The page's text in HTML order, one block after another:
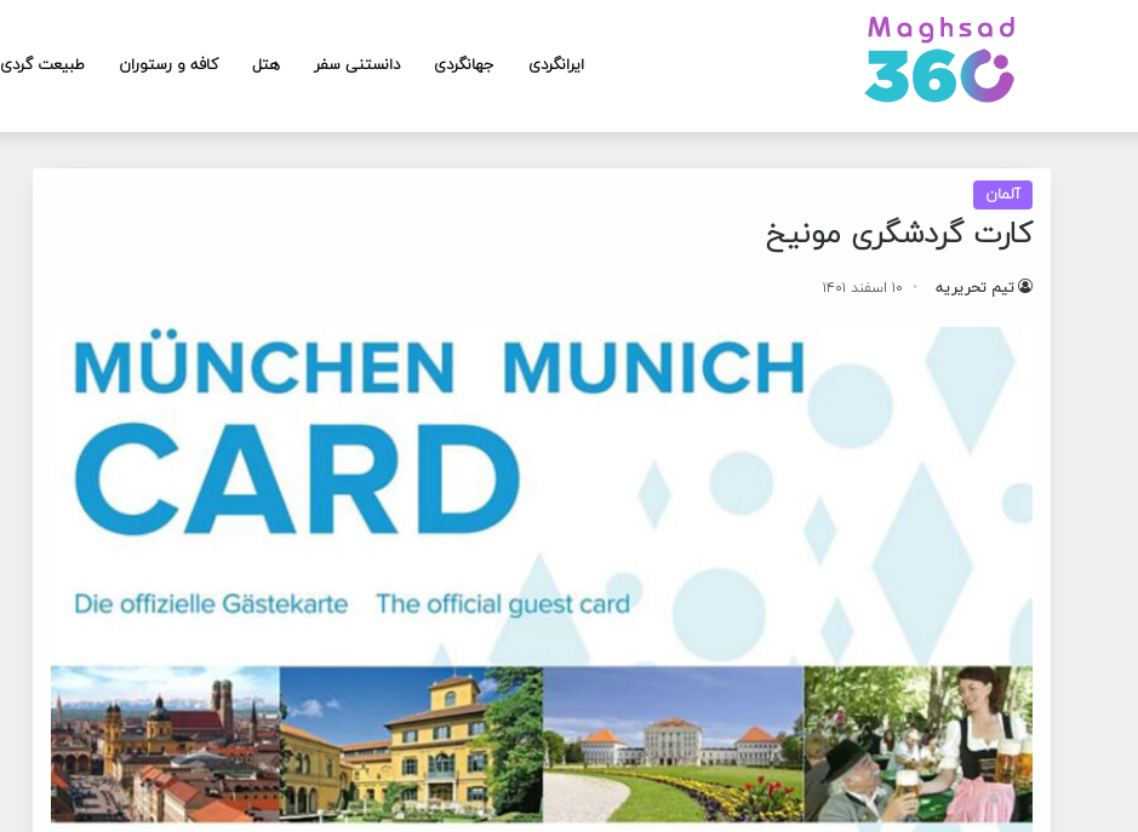
ایرانگردی جهانگردی دانستنی سفر هتل کافه و رستوران طبیعت گردی
آلمان
کارت گردشگری مونیخ
تیم تحریریه ۱۰ اسفند ۱۴۰۱